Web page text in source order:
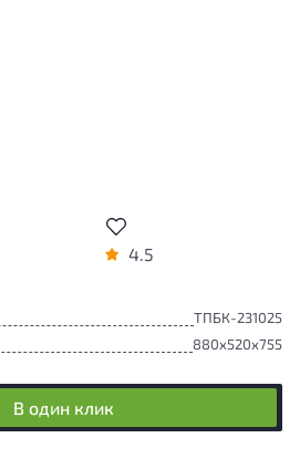
4.5
ТПБК-231025
880x520x755
В один клик